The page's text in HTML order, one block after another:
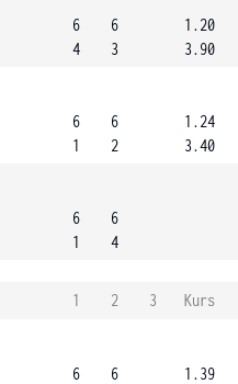
6
4
6
3
1.20
3.90
6
1
6
2
1.24
3.40
6
1
6
4
1 2 3
Kurs
6
6
1.39